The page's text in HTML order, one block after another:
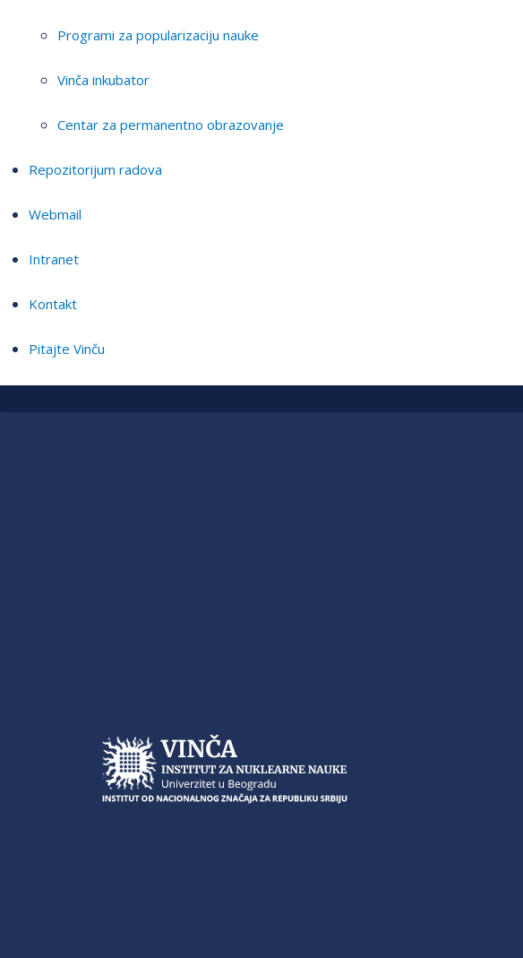
Programi za popularizaciju nauke
Vinča inkubator
Centar za permanentno obrazovanje
Repozitorijum radova
Webmail
Intranet
Kontakt
Pitajte Vinču